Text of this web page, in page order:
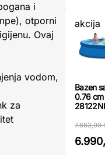
i
otporni
Ovaj
vodom,
za
akcija
Bazen
0.76 cm
7.683,00